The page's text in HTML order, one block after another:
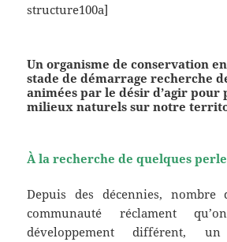
structure100a]
Un organisme de conservation
stade de démarrage recherche
animées par le désir d’agir pour
milieux naturels sur notre
À la recherche de quelques
Depuis des décennies,
communauté réclament
développement différent, un